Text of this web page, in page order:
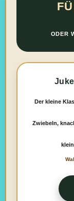
ODER
Der kleine
Zwiebeln,